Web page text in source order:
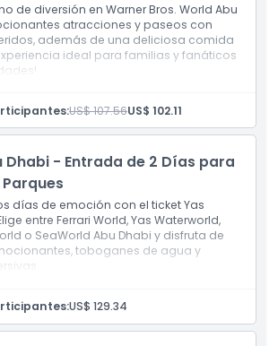
de diversión en Warner Bros. World Abu
atracciones y paseos con
además de una deliciosa comida
ideal para familias y fanáticos
un día a Warner Bros. World Abu Dhabi,
durante todo el día al parque junto
US$ 107.56US$ 102.11
Dhabi - Entrada de 2 Días para
días de emoción con el ticket Yas
entre Ferrari World, Yas Waterworld,
o SeaWorld Abu Dhabi y disfruta de
toboganes de agua y
otorga la entrada general a dos de los
de tu elección. Es decir, Ferrari World,
Warner Bro Abu Dhabi y Seaworld
US$ 129.34